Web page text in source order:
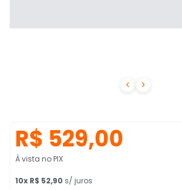
 
R$ 529,00
À vista no PIX
10x R$ 52,90 s/ juros